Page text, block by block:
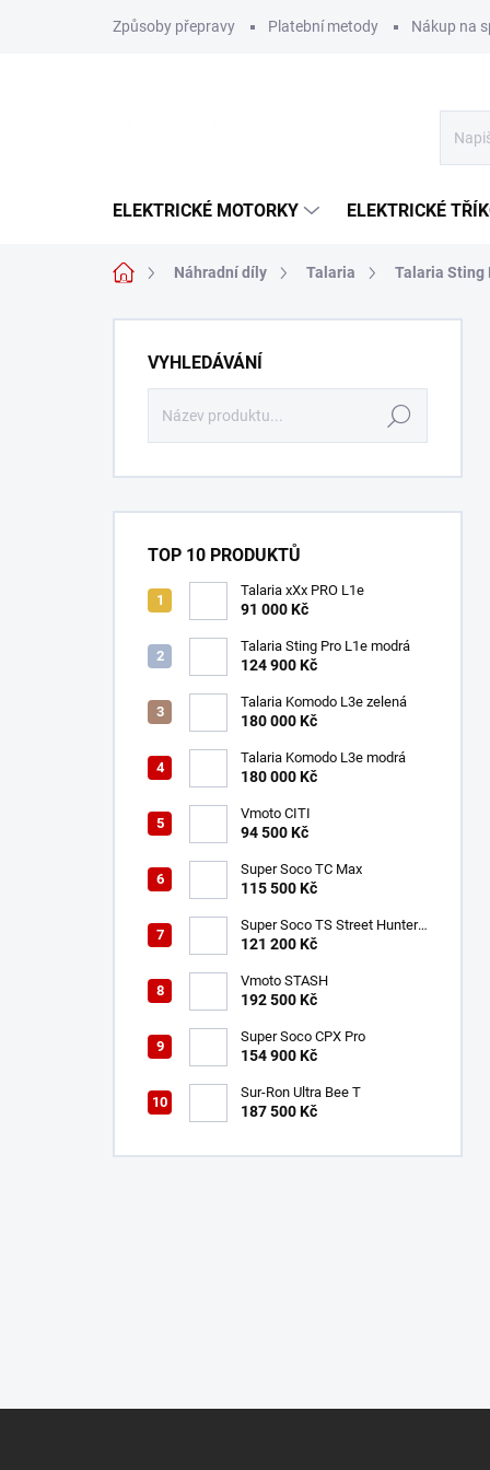
Způsoby přepravy Platební metody Nákup na
ELEKTRICKÉ MOTORKY ELEKTRICKÉ
Domů Náhradní díly Talaria Talaria Sting
P
n
í
VYHLEDÁVÁNÍ
Hledat
TOP 10 PRODUKTŮ
Talaria xXx PRO L1e
91 000 Kč
Talaria Sting Pro L1e modrá
124 900 Kč
Talaria Komodo L3e zelená
180 000 Kč
Talaria Komodo L3e modrá
180 000 Kč
Vmoto CITI
94 500 Kč
Super Soco TC Max
115 500 Kč
Super Soco TS Street Hunter
Pro
121 200 Kč
Vmoto STASH
192 500 Kč
Super Soco CPX Pro
154 900 Kč
Sur-Ron Ultra Bee T
187 500 Kč